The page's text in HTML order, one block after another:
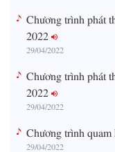
Chương trình phát
2022
29/04/2022
Chương trình phát
2022
29/04/2022
Chương trình
29/04/2022